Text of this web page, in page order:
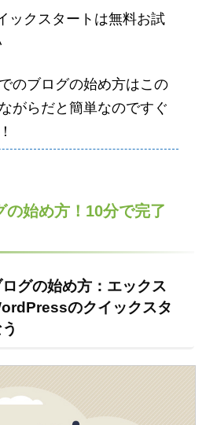
ックスタートは無料お試
のブログの始め方はこの
がらだと簡単なのですぐ
の始め方！10分で完了
グの始め方：エックス
のクイックスタ